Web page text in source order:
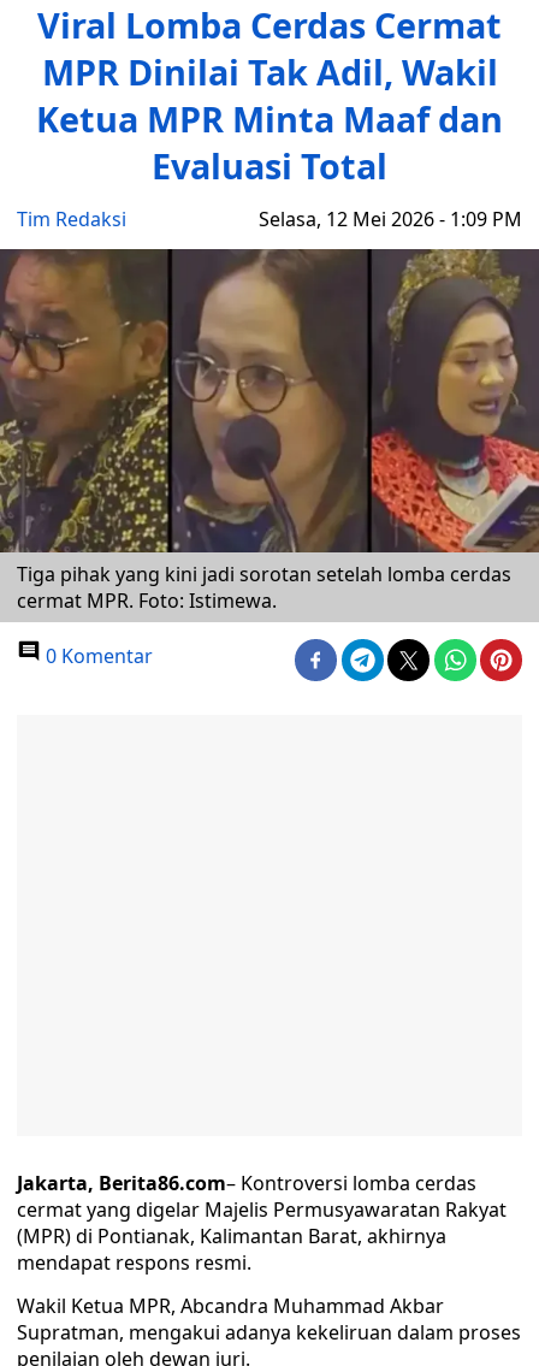
Viral Lomba Cerdas Cermat
MPR Dinilai Tak Adil, Wakil
Ketua MPR Minta Maaf dan
Evaluasi Total
Tim Redaksi Selasa, 12 Mei 2026 - 1:09 PM
Tiga pihak yang kini jadi sorotan setelah lomba cerdas
cermat MPR. Foto: Istimewa.
0 Komentar
Jakarta, Berita86.com– Kontroversi lomba cerdas
cermat yang digelar Majelis Permusyawaratan Rakyat
(MPR) di Pontianak, Kalimantan Barat, akhirnya
mendapat respons resmi.
Wakil Ketua MPR, Abcandra Muhammad Akbar
Supratman, mengakui adanya kekeliruan dalam proses
penilaian oleh dewan juri.